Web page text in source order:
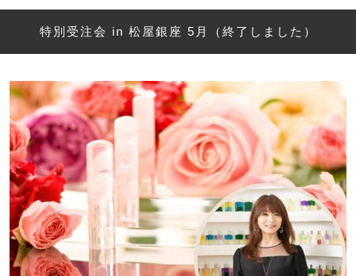
特別受注会 in 松屋銀座 5月（終了しました）